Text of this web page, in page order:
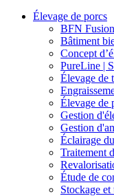
Élevage de porcs
BFN Fusion
Bâtiment
Concept
PureLine |
Élevage de
Élevage de
Gestion
Gestion
Éclairage
Traitement
Étude de
Stockage et